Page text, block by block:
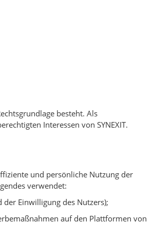
besteht. Als
Interessen von SYNEXIT.
und persönliche Nutzung der
verwendet:
der Einwilligung des Nutzers);
auf den Plattformen von